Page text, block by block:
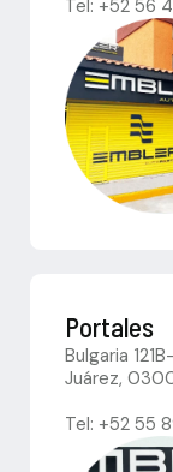
Tel: +52 56
Portales
Bulgaria
Juárez,
Tel: +52 55